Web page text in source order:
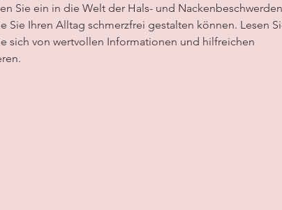
Sie ein in die Welt der Hals- und Nackenbeschwerden
Sie Ihren Alltag schmerzfrei gestalten können. Lesen
sich von wertvollen Informationen und hilfreichen